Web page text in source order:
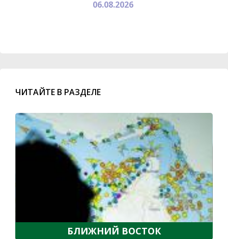
06.08.2026
ЧИТАЙТЕ В РАЗДЕЛЕ
БЛИЖНИЙ ВОСТОК